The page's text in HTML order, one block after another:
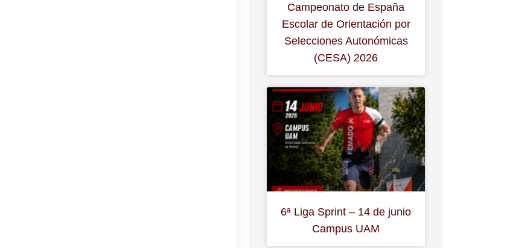
Campeonato de España
Escolar de Orientación por
Selecciones Autonómicas
(CESA) 2026
6ª Liga Sprint – 14 de junio
Campus UAM